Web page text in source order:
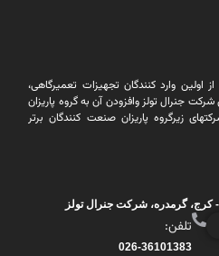
وارد کنندگان تجهیزات تعمیرگاهی،
جنرال تولز وافزودن آن به گروه پاریزان
زیرگروه پاریزان صنعت کنندگان برتر
تلفن:
026-36101383